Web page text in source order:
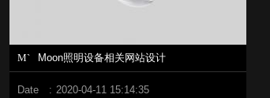
M` Moon照明设备相关网站设计
Date : 2020-04-11 15:14:35